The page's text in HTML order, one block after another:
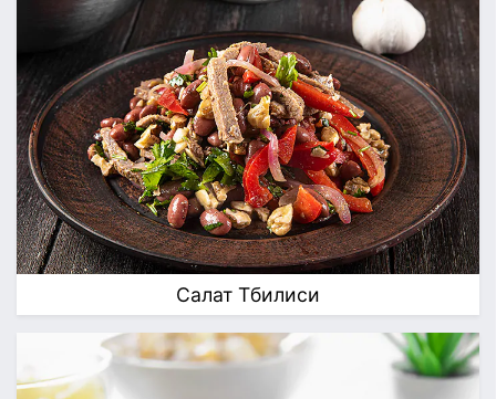
Салат Тбилиси